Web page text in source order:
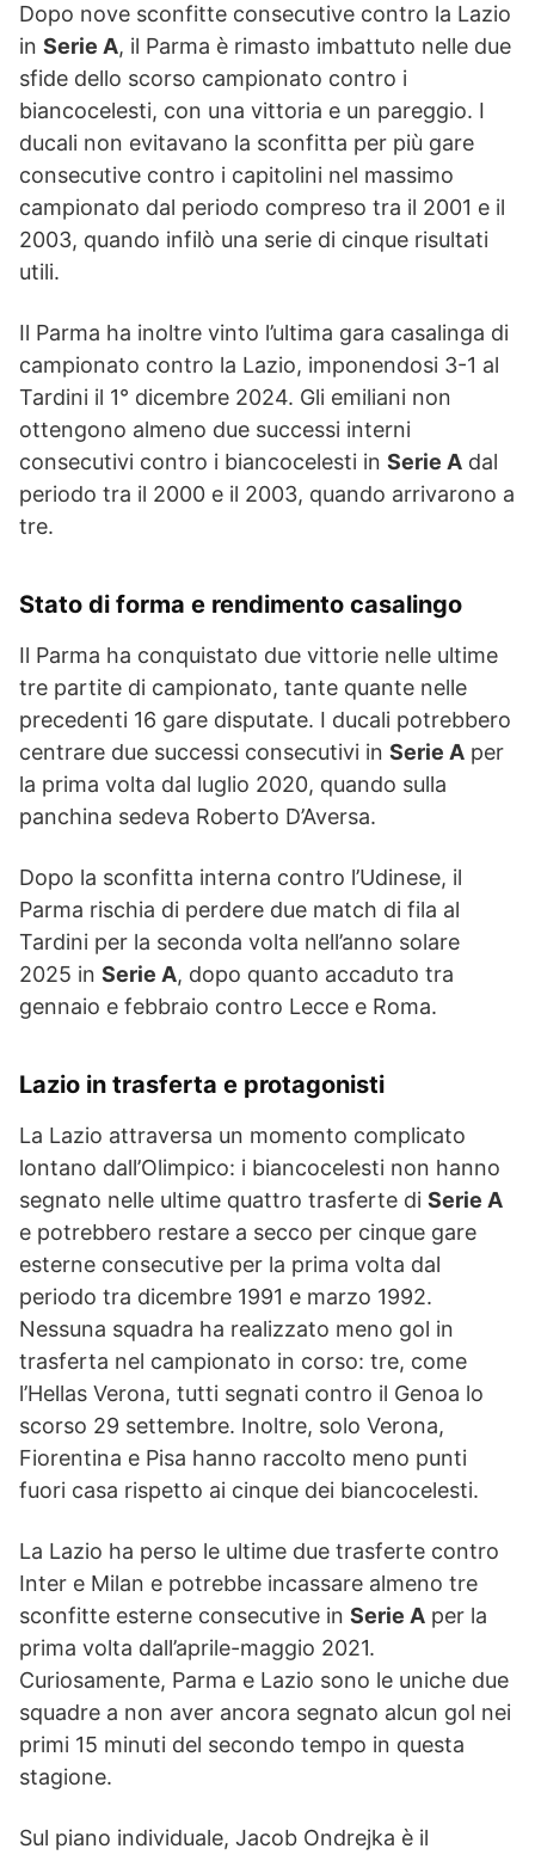
Dopo nove sconfitte consecutive contro la Lazio
in Serie A, il Parma è rimasto imbattuto nelle due
sfide dello scorso campionato contro i
biancocelesti, con una vittoria e un pareggio. I
ducali non evitavano la sconfitta per più gare
consecutive contro i capitolini nel massimo
campionato dal periodo compreso tra il 2001 e il
2003, quando infilò una serie di cinque risultati
utili.
Il Parma ha inoltre vinto l’ultima gara casalinga di
campionato contro la Lazio, imponendosi 3-1 al
Tardini il 1° dicembre 2024. Gli emiliani non
ottengono almeno due successi interni
consecutivi contro i biancocelesti in Serie A dal
periodo tra il 2000 e il 2003, quando arrivarono a
tre.
Stato di forma e rendimento casalingo
Il Parma ha conquistato due vittorie nelle ultime
tre partite di campionato, tante quante nelle
precedenti 16 gare disputate. I ducali potrebbero
centrare due successi consecutivi in Serie A per
la prima volta dal luglio 2020, quando sulla
panchina sedeva Roberto D’Aversa.
Dopo la sconfitta interna contro l’Udinese, il
Parma rischia di perdere due match di fila al
Tardini per la seconda volta nell’anno solare
2025 in Serie A, dopo quanto accaduto tra
gennaio e febbraio contro Lecce e Roma.
Lazio in trasferta e protagonisti
La Lazio attraversa un momento complicato
lontano dall’Olimpico: i biancocelesti non hanno
segnato nelle ultime quattro trasferte di Serie A
e potrebbero restare a secco per cinque gare
esterne consecutive per la prima volta dal
periodo tra dicembre 1991 e marzo 1992.
Nessuna squadra ha realizzato meno gol in
trasferta nel campionato in corso: tre, come
l’Hellas Verona, tutti segnati contro il Genoa lo
scorso 29 settembre. Inoltre, solo Verona,
Fiorentina e Pisa hanno raccolto meno punti
fuori casa rispetto ai cinque dei biancocelesti.
La Lazio ha perso le ultime due trasferte contro
Inter e Milan e potrebbe incassare almeno tre
sconfitte esterne consecutive in Serie A per la
prima volta dall’aprile-maggio 2021.
Curiosamente, Parma e Lazio sono le uniche due
squadre a non aver ancora segnato alcun gol nei
primi 15 minuti del secondo tempo in questa
stagione.
Sul piano individuale, Jacob Ondrejka è il